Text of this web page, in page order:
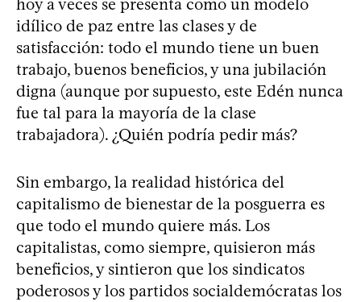
hoy a veces se presenta como un modelo
idílico de paz entre las clases y de
satisfacción: todo el mundo tiene un buen
trabajo, buenos beneficios, y una jubilación
digna (aunque por supuesto, este Edén nunca
fue tal para la mayoría de la clase
trabajadora). ¿Quién podría pedir más?
Sin embargo, la realidad histórica del
capitalismo de bienestar de la posguerra es
que todo el mundo quiere más. Los
capitalistas, como siempre, quisieron más
beneficios, y sintieron que los sindicatos
poderosos y los partidos socialdemócratas los